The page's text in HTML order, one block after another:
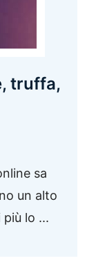
truffa,
sa
un alto
lo ...